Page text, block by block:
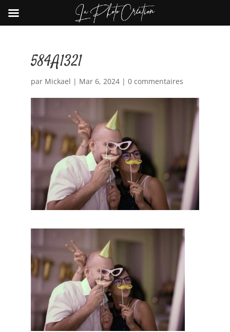
584A1321
par Mickael | Mar 6, 2024| 0 commentaires